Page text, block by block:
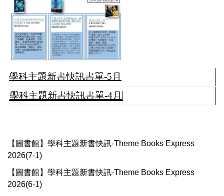
學科主題新書快訊書單-5月
學科主題新書快訊書單-4月
【圖書館】學科主題新書快訊-Theme Books Express
2026(7-1)
【圖書館】學科主題新書快訊-Theme Books Express
2026(6-1)